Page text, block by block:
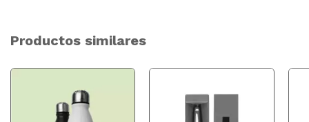
Productos similares